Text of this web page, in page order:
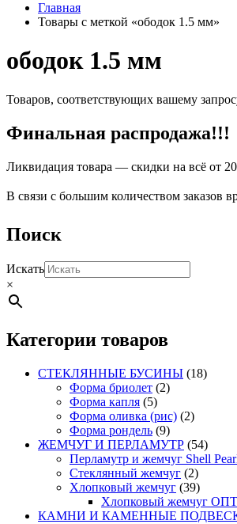
Главная
Товары с меткой «ободок 1.5 мм»
ободок 1.5 мм
Товаров, соответствующих вашему
Финальная распродажа!!!
Ликвидация товара — скидки на всё от
В связи с большим количеством заказов
Поиск
Искать
×
Категории товаров
СТЕКЛЯННЫЕ БУСИНЫ (18)
Форма бриолет (2)
Форма капля (5)
Форма оливка (рис) (2)
Форма рондель (9)
ЖЕМЧУГ И ПЕРЛАМУТР (54)
Перламутр и жемчуг Shell
Стеклянный жемчуг (2)
Хлопковый жемчуг (39)
Хлопковый жемчуг
КАМНИ И КАМЕННЫЕ